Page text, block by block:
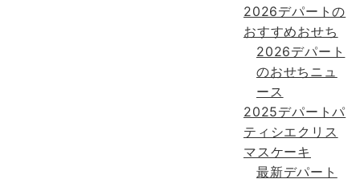
2026デパートの
おすすめおせち
2026デパート
のおせちニュ
ース
2025デパートパ
ティシエクリス
マスケーキ
最新デパート